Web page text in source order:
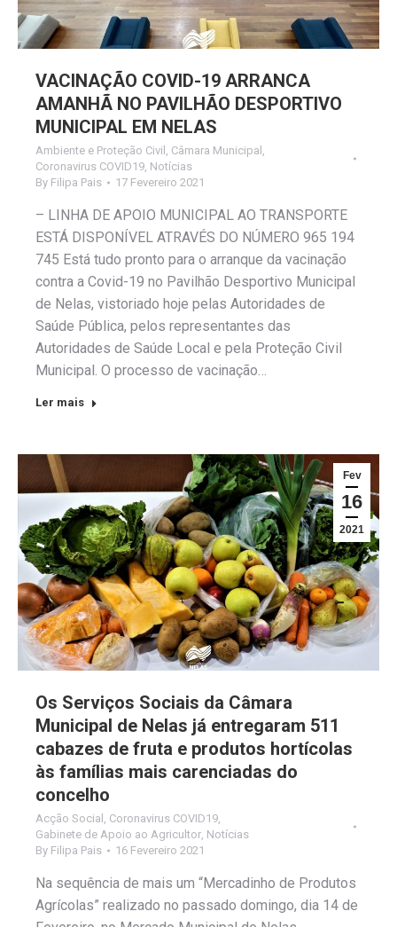
VACINAÇÃO COVID-19 ARRANCA
AMANHÃ NO PAVILHÃO DESPORTIVO
MUNICIPAL EM NELAS
Ambiente e Proteção Civil , Câmara Municipal ,
Coronavirus COVID19, Notícias
By Filipa Pais 17 Fevereiro 2021
– LINHA DE APOIO MUNICIPAL AO TRANSPORTE
ESTÁ DISPONÍVEL ATRAVÉS DO NÚMERO 965 194
745 Está tudo pronto para o arranque da vacinação
contra a Covid-19 no Pavilhão Desportivo Municipal
de Nelas, vistoriado hoje pelas Autoridades de
Saúde Pública, pelos representantes das
Autoridades de Saúde Local e pela Proteção Civil
Municipal. O processo de vacinação…
Ler mais
Fev
16
2021
Os Serviços Sociais da Câmara
Municipal de Nelas já entregaram 511
cabazes de fruta e produtos hortícolas
às famílias mais carenciadas do
concelho
Acção Social , Coronavirus COVID19,
Gabinete de Apoio ao Agricultor, Notícias
By Filipa Pais 16 Fevereiro 2021
Na sequência de mais um “Mercadinho de Produtos
Agrícolas” realizado no passado domingo, dia 14 de